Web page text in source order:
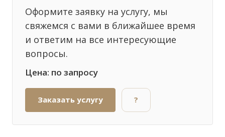
Оформите заявку на услугу, мы
свяжемся с вами в ближайшее время
и ответим на все интересующие
вопросы.
Цена: по запросу
Заказать услугу ?